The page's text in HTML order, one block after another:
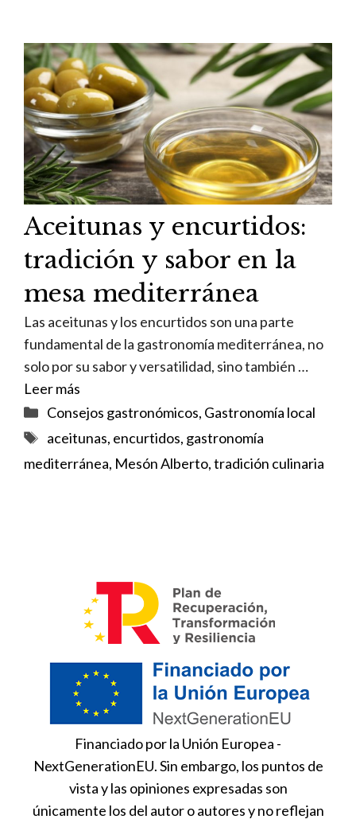
Aceitunas y encurtidos:
tradición y sabor en la
mesa mediterránea
Las aceitunas y los encurtidos son una parte
fundamental de la gastronomía mediterránea, no
solo por su sabor y versatilidad, sino también …
Leer más
Categorías
Consejos gastronómicos, Gastronomía local
Etiquetas
aceitunas, encurtidos, gastronomía
mediterránea, Mesón Alberto,tradición culinaria
Financiado por la Unión Europea -
NextGenerationEU. Sin embargo, los puntos de
vista y las opiniones expresadas son
únicamente los del autor o autores y no reflejan